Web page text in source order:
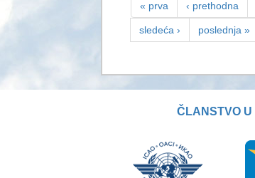
« prva ‹ prethodna
sledeća › poslednja »
ČLANSTVO